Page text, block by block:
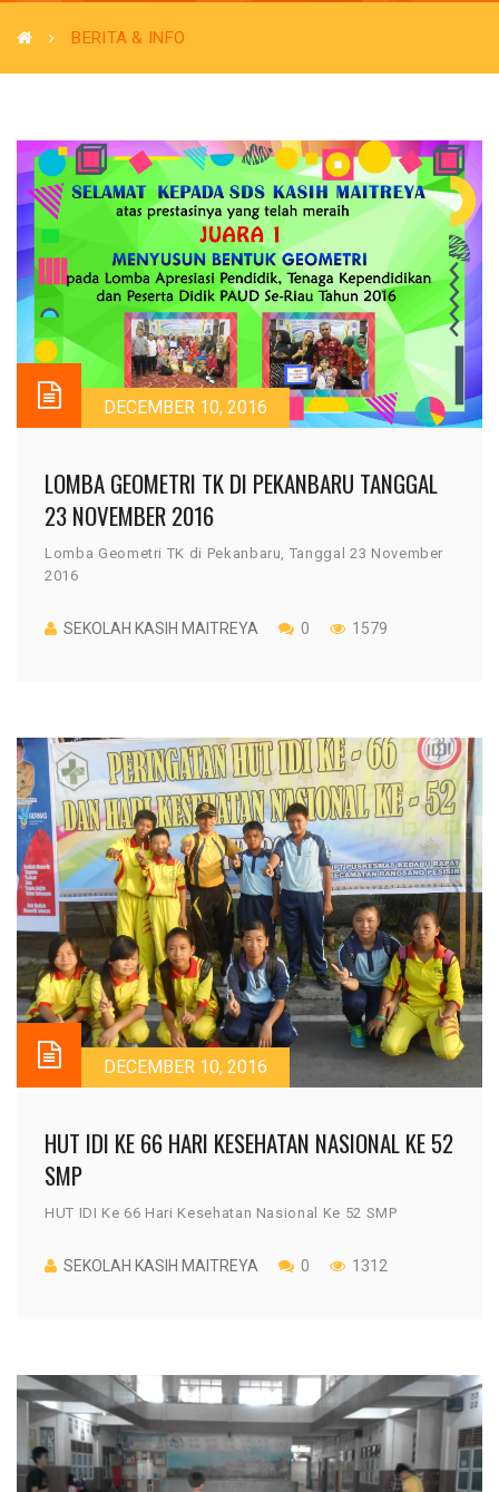
BERITA & INFO
DECEMBER 10, 2016
LOMBA GEOMETRI TK DI PEKANBARU TANGGAL
23 NOVEMBER 2016
Lomba Geometri TK di Pekanbaru, Tanggal 23 November
2016
SEKOLAH KASIH MAITREYA 0 1579
DECEMBER 10, 2016
HUT IDI KE 66 HARI KESEHATAN NASIONAL KE 52
SMP
HUT IDI Ke 66 Hari Kesehatan Nasional Ke 52 SMP
SEKOLAH KASIH MAITREYA 0 1312